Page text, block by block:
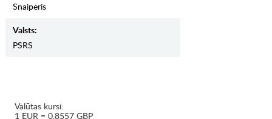
Snaiperis
Valsts:
PSRS
Valūtas kursi:
1 EUR = 0.8557 GBP